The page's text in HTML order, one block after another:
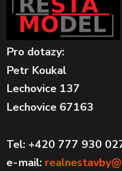
Pro dotazy:
Petr Koukal
Lechovice 137
Lechovice 67163
Tel: +420 777 930
e-mail: